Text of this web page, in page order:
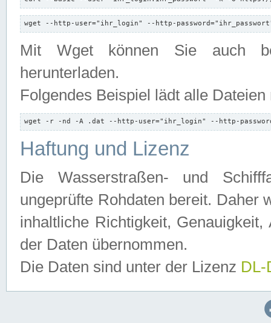
wget --http-user="ihr_login" --http-
Mit Wget können Sie auch
herunterladen.
Folgendes Beispiel lädt alle
wget -r -nd -A .dat --http-user="ihr_login" --http-
Haftung und Lizenz
Die Wasserstraßen- und
ungeprüfte Rohdaten bereit. Daher
inhaltliche Richtigkeit,
der Daten übernommen.
Die Daten sind unter der Lizenz